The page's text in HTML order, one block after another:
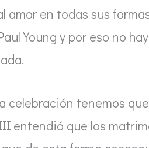
amor en todas sus
Young y por eso no
celebración tenemos que
entendió que los